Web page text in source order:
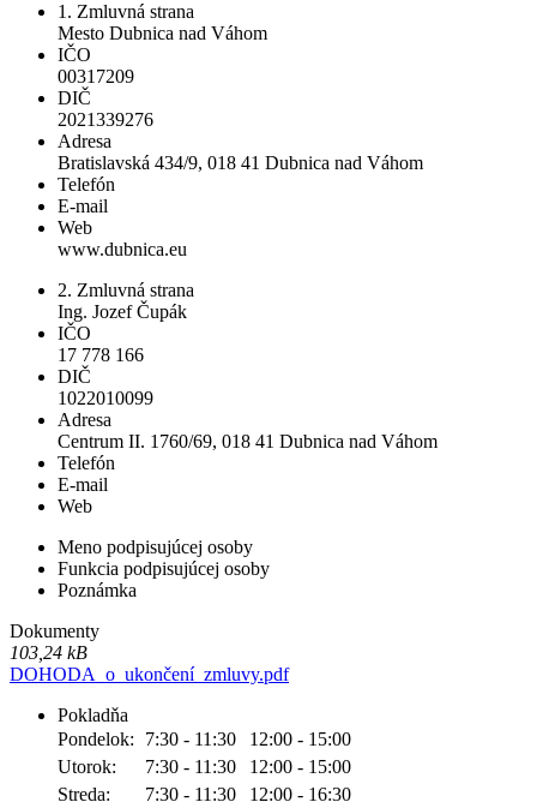
1. Zmluvná strana
Mesto Dubnica nad Váhom
IČO
00317209
DIČ
2021339276
Adresa
Bratislavská 434/9, 018 41 Dubnica nad Váhom
Telefón
E-mail
Web
www.dubnica.eu
2. Zmluvná strana
Ing. Jozef Čupák
IČO
17 778 166
DIČ
1022010099
Adresa
Centrum II. 1760/69, 018 41 Dubnica nad Váhom
Telefón
E-mail
Web
Meno podpisujúcej osoby
Funkcia podpisujúcej osoby
Poznámka
Dokumenty
103,24 kB
DOHODA_o_ukončení_zmluvy.pdf
Pokladňa
Pondelok:
7:30 - 11:30
12:00 - 15:00
Utorok:
7:30 - 11:30
12:00 - 15:00
Streda:
7:30 - 11:30 12:00 - 16:30